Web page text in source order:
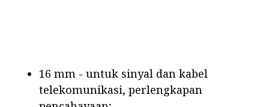
16 mm - untuk sinyal dan kabel
telekomunikasi, perlengkapan